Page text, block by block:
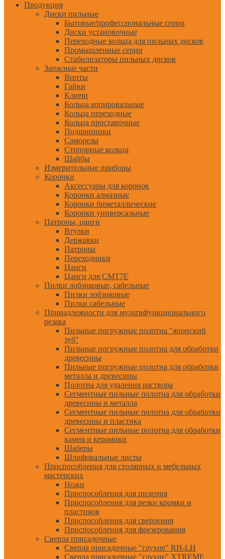
Продукция
Диски пильные
Бытовые/профессиональные серии
Диски установочные
Переходные кольца для пильных дисков
Промышленные серии
Стабилизаторы пильных дисков
Запасные части
Винты
Гайки
Ключи
Кольца копировальные
Кольца переходные
Кольца проставочные
Подшипники
Саморезы
Стопорные кольца
Шайбы
Измерительные приборы
Коронки
Аксессуары для коронок
Коронки алмазные
Коронки биметаллические
Коронки универсальные
Патроны, цанги
Втулки
Державки
Патроны
Переходники
Цанги
Цанги для CMT7E
Пилки лобзиковые, сабельные
Пилки лобзиковые
Пилки сабельные
Принадлежности для мультифункционального
резака
Пильные погружные полотна "японский
зуб"
Пильные погружные полотна для обработки
древесины
Пильные погружные полотна для обработки
металла и древесины
Полотна для удаления раствора
Сегментные пильные полотна для обработки
древесины и металла
Сегментные пильные полотна для обработки
древесины и пластика
Сегментные пильные полотна для обработки
камня и керамики
Шаберы
Шлифовальные листы
Приспособления для столярных и мебельных
мастерских
Ножи
Приспособления для пиления
Приспособления для резки кромки и
пластиков
Приспособления для сверления
Приспособления для фрезерования
Сверла присадочные
Сверла присадочные "глухие" RH-LH
Сверла присадочные "глухие" XTREME